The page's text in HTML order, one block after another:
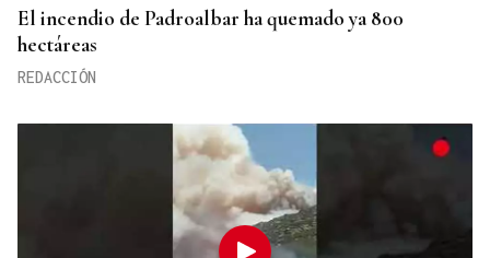
El incendio de Padroalbar ha quemado ya 800
hectáreas
REDACCIÓN